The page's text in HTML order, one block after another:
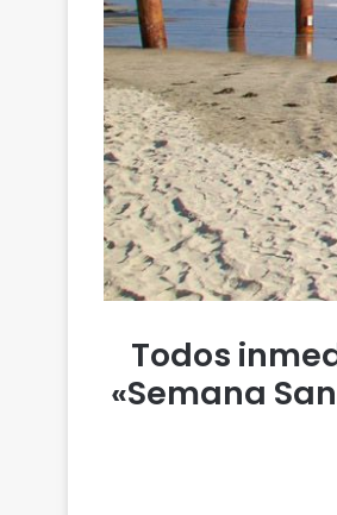
Todos
«Semana